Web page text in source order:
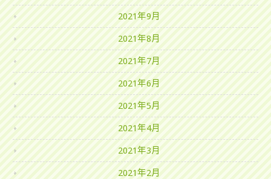
2021年9月
2021年8月
2021年7月
2021年6月
2021年5月
2021年4月
2021年3月
2021年2月